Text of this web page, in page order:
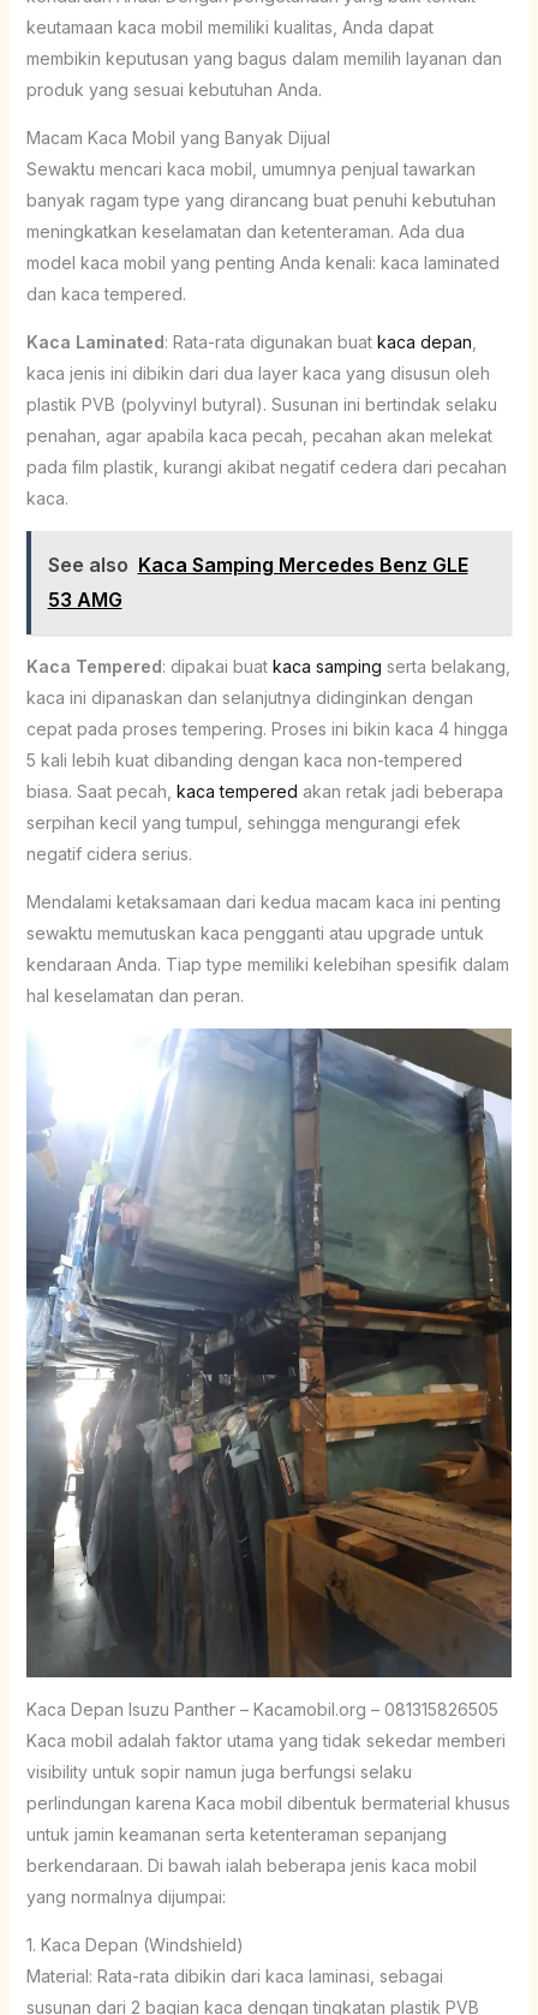
keutamaan kaca mobil memiliki kualitas, Anda dapat
membikin keputusan yang bagus dalam memilih layanan dan
produk yang sesuai kebutuhan Anda.
Macam Kaca Mobil yang Banyak Dijual
Sewaktu mencari kaca mobil, umumnya penjual tawarkan
banyak ragam type yang dirancang buat penuhi kebutuhan
meningkatkan keselamatan dan ketenteraman. Ada dua
model kaca mobil yang penting Anda kenali: kaca laminated
dan kaca tempered.
Kaca Laminated: Rata-rata digunakan buat kaca depan
kaca jenis ini dibikin dari dua layer kaca yang disusun oleh
plastik PVB (polyvinyl butyral). Susunan ini bertindak selaku
penahan, agar apabila kaca pecah, pecahan akan melekat
pada film plastik, kurangi akibat negatif cedera dari pecahan
kaca.
See also Kaca Samping Mercedes Benz GLE
53 AMG
Kaca Tempered: dipakai buat kaca samping serta belakang,
kaca ini dipanaskan dan selanjutnya didinginkan dengan
cepat pada proses tempering. Proses ini bikin kaca 4 hingga
5 kali lebih kuat dibanding dengan kaca non-tempered
biasa. Saat pecah, kaca tempered akan retak jadi beberapa
serpihan kecil yang tumpul, sehingga mengurangi efek
negatif cidera serius.
Mendalami ketaksamaan dari kedua macam kaca ini penting
sewaktu memutuskan kaca pengganti atau upgrade untuk
kendaraan Anda. Tiap type memiliki kelebihan spesifik dalam
hal keselamatan dan peran.
Kaca Depan Isuzu Panther – Kacamobil.org – 081315826505
Kaca mobil adalah faktor utama yang tidak sekedar memberi
visibility untuk sopir namun juga berfungsi selaku
perlindungan karena Kaca mobil dibentuk bermaterial khusus
untuk jamin keamanan serta ketenteraman sepanjang
berkendaraan. Di bawah ialah beberapa jenis kaca mobil
yang normalnya dijumpai:
1. Kaca Depan (Windshield)
Material: Rata-rata dibikin dari kaca laminasi, sebagai
susunan dari 2 bagian kaca dengan tingkatan plastik PVB